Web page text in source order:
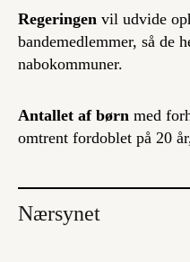
Regeringen vil udvide
bandemedlemmer, så de
nabokommuner.
Antallet af børn med
omtrent fordoblet på 20
Nærsynet